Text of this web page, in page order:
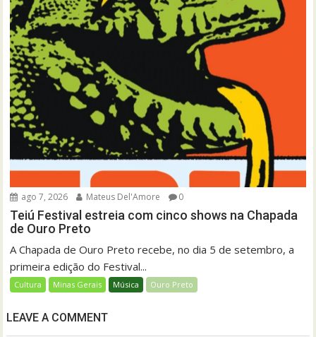
ago 7, 2026 Mateus Del'Amore 0
Teiú Festival estreia com cinco shows na Chapada
de Ouro Preto
A Chapada de Ouro Preto recebe, no dia 5 de setembro, a
primeira edição do Festival...
Cultura Minas Gerais Música Ouro Preto
LEAVE A COMMENT